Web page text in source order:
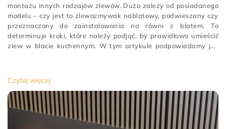
montażu innych rodzajów zlewów. Dużo zależy od posiadanego
modelu – czy jest to zlewozmywak nablatowy, podwieszany czy
przeznaczony do zainstalowania na równi z blatem. To
determinuje kroki, które należy podjąć, by prawidłowo umieścić
zlew w blacie kuchennym. W tym artykule podpowiadamy jak
Czytaj więcej